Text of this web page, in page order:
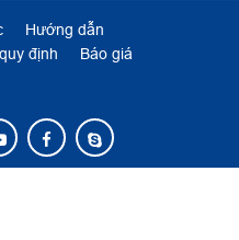
Hướng dẫn
định
Báo giá